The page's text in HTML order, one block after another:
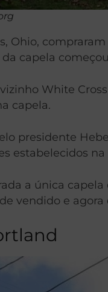
Ohio,
capela
White
capela.
presidente
estabelecidos na
a única
vendido e